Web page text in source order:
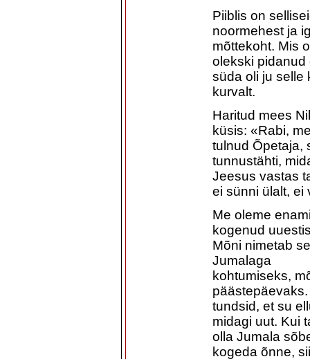
Piiblis on
noormehest ja
mõttekoht. Mis
olekski pidanud
süda oli ju selle
kurvalt.
Haritud mees
küsis: «Rabi,
tulnud Õpetaja,
tunnustähti,
Jeesus vastas
ei sünni ülalt, ei
Me oleme
kogenud
Mõni nimetab
Jumalaga
kohtumiseks,
tundsid, et su
midagi uut. Kui
olla Jumala
kogeda õnne,